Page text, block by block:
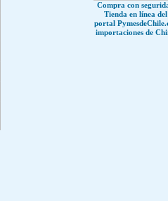
Compra con
Tienda en línea del
portal
importaciones de